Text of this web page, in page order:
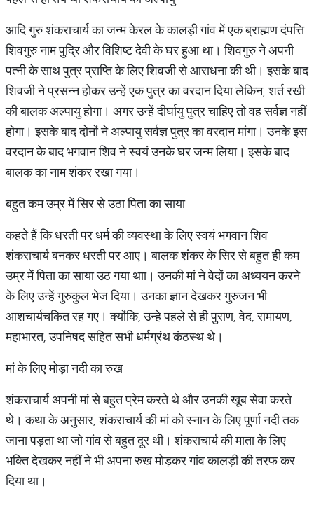
आदि गुरु शंकराचार्य का जन्म केरल के कालड़ी गांव में एक ब्राह्मण दंपत्ति
शिवगुरु नाम पुद्रि और विशिष्ट देवी के घर हुआ था। शिवगुरु ने अपनी
पत्नी के साथ पुत्र प्राप्ति के लिए शिवजी से आराधना की थी। इसके बाद
शिवजी ने प्रसन्न होकर उन्हें एक पुत्र का वरदान दिया लेकिन, शर्त रखी
की बालक अल्पायु होगा। अगर उन्हें दीर्घायु पुत्र चाहिए तो वह सर्वज्ञ नहीं
होगा। इसके बाद दोनों ने अल्पायु सर्वज्ञ पुत्र का वरदान मांगा। उनके इस
वरदान के बाद भगवान शिव ने स्वयं उनके घर जन्म लिया। इसके बाद
बालक का नाम शंकर रखा गया।
बहुत कम उम्र में सिर से उठा पिता का साया
कहते हैं कि धरती पर धर्म की व्यवस्था के लिए स्वयं भगवान शिव
शंकराचार्य बनकर धरती पर आए। बालक शंकर के सिर से बहुत ही कम
उम्र में पिता का साया उठ गया थाा। उनकी मां ने वेदों का अध्ययन करने
के लिए उन्हें गुरुकुल भेज दिया। उनका ज्ञान देखकर गुरुजन भी
आशचार्यचकित रह गए। क्योंकि, उन्हे पहले से ही पुराण, वेद, रामायण,
महाभारत, उपनिषद सहित सभी धर्मग्रंथ कंठस्थ थे।
मां के लिए मोड़ा नदी का रुख
शंकराचार्य अपनी मां से बहुत प्रेम करते थे और उनकी खूब सेवा करते
थे। कथा के अनुसार, शंकराचार्य की मां को स्नान के लिए पूर्णा नदी तक
जाना पड़ता था जो गांव से बहुत दूर थी। शंकराचार्य की माता के लिए
भक्ति देखकर नहीं ने भी अपना रुख मोड़कर गांव कालड़ी की तरफ कर
दिया था।